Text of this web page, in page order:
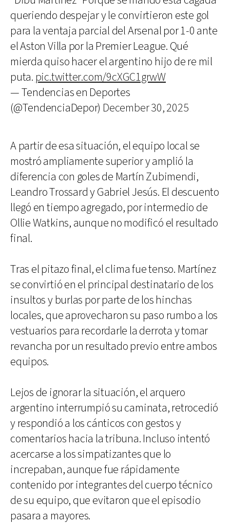
queriendo despejar y le convirtieron este gol
para la ventaja parcial del Arsenal por 1-0 ante
el Aston Villa por la Premier League. Qué
mierda quiso hacer el argentino hijo de re mil
puta. pic.twitter.com/9cXGC1grwW
— Tendencias en Deportes
(@TendenciaDepor) December 30, 2025
A partir de esa situación, el equipo local se
mostró ampliamente superior y amplió la
diferencia con goles de Martín Zubimendi,
Leandro Trossard y Gabriel Jesús. El descuento
llegó en tiempo agregado, por intermedio de
Ollie Watkins, aunque no modificó el resultado
final.
Tras el pitazo final, el clima fue tenso. Martínez
se convirtió en el principal destinatario de los
insultos y burlas por parte de los hinchas
locales, que aprovecharon su paso rumbo a los
vestuarios para recordarle la derrota y tomar
revancha por un resultado previo entre ambos
equipos.
Lejos de ignorar la situación, el arquero
argentino interrumpió su caminata, retrocedió
y respondió a los cánticos con gestos y
comentarios hacia la tribuna. Incluso intentó
acercarse a los simpatizantes que lo
increpaban, aunque fue rápidamente
contenido por integrantes del cuerpo técnico
de su equipo, que evitaron que el episodio
pasara a mayores.